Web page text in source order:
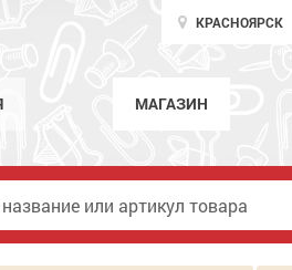
КРАСНОЯРСК
МАГАЗИН